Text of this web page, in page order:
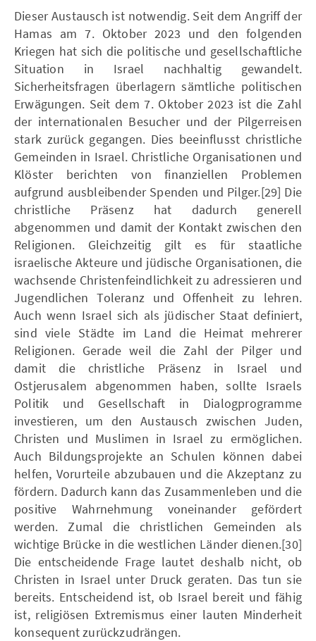
Dieser Austausch ist notwendig. Seit dem Angriff der
Hamas am 7. Oktober 2023 und den folgenden
Kriegen hat sich die politische und gesellschaftliche
Situation in Israel nachhaltig gewandelt.
Sicherheitsfragen überlagern sämtliche politischen
Erwägungen. Seit dem 7. Oktober 2023 ist die Zahl
der internationalen Besucher und der Pilgerreisen
stark zurück gegangen. Dies beeinflusst christliche
Gemeinden in Israel. Christliche Organisationen und
Klöster berichten von finanziellen Problemen
aufgrund ausbleibender Spenden und Pilger.[29] Die
christliche Präsenz hat dadurch generell
abgenommen und damit der Kontakt zwischen den
Religionen. Gleichzeitig gilt es für staatliche
israelische Akteure und jüdische Organisationen, die
wachsende Christenfeindlichkeit zu adressieren und
Jugendlichen Toleranz und Offenheit zu lehren.
Auch wenn Israel sich als jüdischer Staat definiert,
sind viele Städte im Land die Heimat mehrerer
Religionen. Gerade weil die Zahl der Pilger und
damit die christliche Präsenz in Israel und
Ostjerusalem abgenommen haben, sollte Israels
Politik und Gesellschaft in Dialogprogramme
investieren, um den Austausch zwischen Juden,
Christen und Muslimen in Israel zu ermöglichen.
Auch Bildungsprojekte an Schulen können dabei
helfen, Vorurteile abzubauen und die Akzeptanz zu
fördern. Dadurch kann das Zusammenleben und die
positive Wahrnehmung voneinander gefördert
werden. Zumal die christlichen Gemeinden als
wichtige Brücke in die westlichen Länder dienen.[30]
Die entscheidende Frage lautet deshalb nicht, ob
Christen in Israel unter Druck geraten. Das tun sie
bereits. Entscheidend ist, ob Israel bereit und fähig
ist, religiösen Extremismus einer lauten Minderheit
konsequent zurückzudrängen.